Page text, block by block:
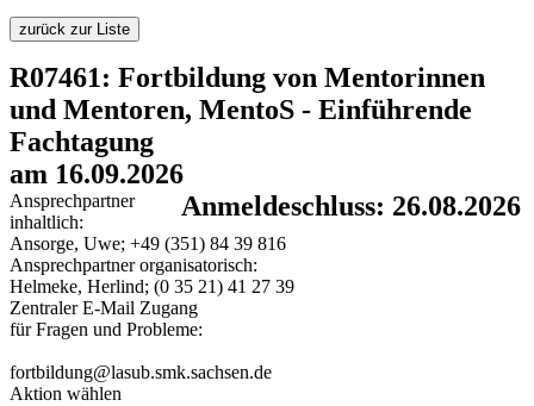
zurück zur Liste
R07461: Fortbildung von Mentorinnen
und Mentoren, MentoS - Einführende
Fachtagung
am 16.09.2026
Anmeldeschluss: 26.08.2026
Ansprechpartner
inhaltlich:
Ansorge, Uwe; +49 (351) 84 39 816
Ansprechpartner organisatorisch:
Helmeke, Herlind; (0 35 21) 41 27 39
Zentraler E-Mail Zugang
für Fragen und Probleme:
fortbildung@lasub.smk.sachsen.de
Aktion wählen